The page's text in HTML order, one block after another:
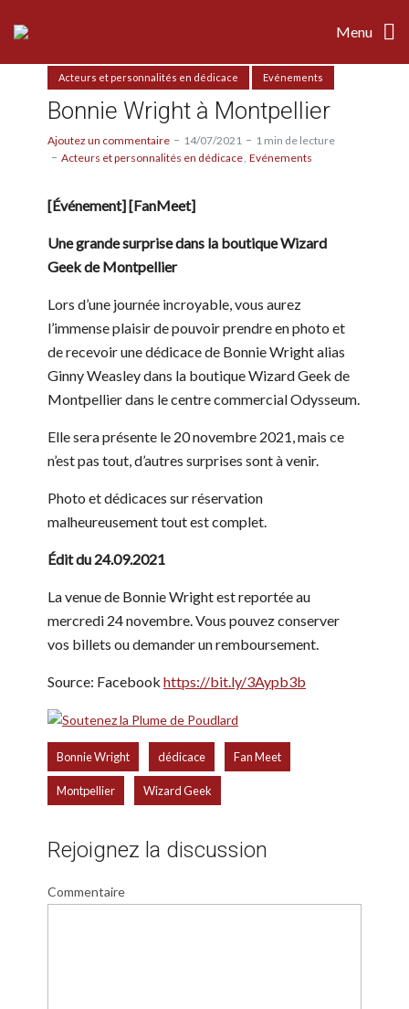
Menu
Acteurs et personnalités en dédicace Evénements
Bonnie Wright à Montpellier
Ajoutez un commentaire 14/07/2021
1 min de lecture
Acteurs et personnalités en dédicace Evénements
[Événement] [FanMeet]
Une grande surprise dans la boutique Wizard
Geek de Montpellier
Lors d’une journée incroyable, vous aurez
l’immense plaisir de pouvoir prendre en photo et
de recevoir une dédicace de Bonnie Wright alias
Ginny Weasley dans la boutique Wizard Geek de
Montpellier dans le centre commercial Odysseum.
Elle sera présente le 20 novembre 2021, mais ce
n’est pas tout, d’autres surprises sont à venir.
Photo et dédicaces sur réservation
malheureusement tout est complet.
Édit du 24.09.2021
La venue de Bonnie Wright est reportée au
mercredi 24 novembre. Vous pouvez conserver
vos billets ou demander un remboursement.
Source: Facebook https://bit.ly/3Aypb3b
Bonnie Wright dédicace Fan Meet
Montpellier Wizard Geek
Rejoignez la discussion
Commentaire